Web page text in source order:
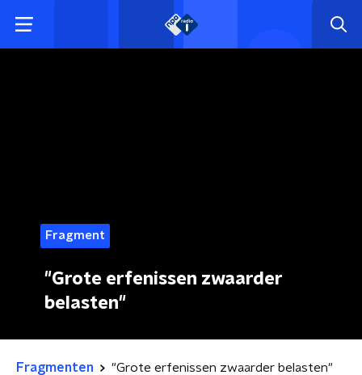
Fragment
"Grote erfenissen zwaarder
belasten"
Fragmenten "Grote erfenissen zwaarder belasten"